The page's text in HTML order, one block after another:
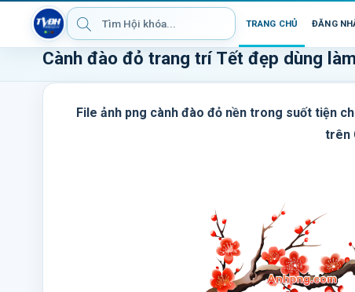
TRANG CHỦ ĐĂNG
Cành đào đỏ trang trí Tết đẹp dùng
File ảnh png cành đào đỏ nền trong suốt tiện
trên